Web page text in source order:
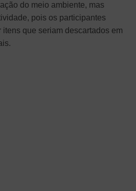
do meio ambiente, mas
pois os participantes
itens que seriam descartados em